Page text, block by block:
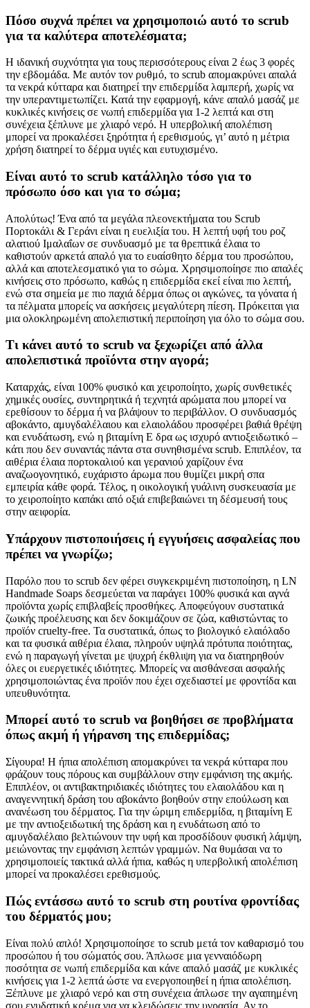
Πόσο συχνά πρέπει να χρησιμοποιώ αυτό το scrub
για τα καλύτερα αποτελέσματα;
Η ιδανική συχνότητα για τους περισσότερους είναι 2 έως 3 φορές
την εβδομάδα. Με αυτόν τον ρυθμό, το scrub απομακρύνει απαλά
τα νεκρά κύτταρα και διατηρεί την επιδερμίδα λαμπερή, χωρίς να
την υπεραντιμετωπίζει. Κατά την εφαρμογή, κάνε απαλό μασάζ με
κυκλικές κινήσεις σε νωπή επιδερμίδα για 1-2 λεπτά και στη
συνέχεια ξέπλυνε με χλιαρό νερό. Η υπερβολική απολέπιση
μπορεί να προκαλέσει ξηρότητα ή ερεθισμούς, γι’ αυτό η μέτρια
χρήση διατηρεί το δέρμα υγιές και ευτυχισμένο.
Είναι αυτό το scrub κατάλληλο τόσο για το
πρόσωπο όσο και για το σώμα;
Απολύτως! Ένα από τα μεγάλα πλεονεκτήματα του Scrub
Πορτοκάλι & Γεράνι είναι η ευελιξία του. Η λεπτή υφή του ροζ
αλατιού Ιμαλαΐων σε συνδυασμό με τα θρεπτικά έλαια το
καθιστούν αρκετά απαλό για το ευαίσθητο δέρμα του προσώπου,
αλλά και αποτελεσματικό για το σώμα. Χρησιμοποίησε πιο απαλές
κινήσεις στο πρόσωπο, καθώς η επιδερμίδα εκεί είναι πιο λεπτή,
ενώ στα σημεία με πιο παχιά δέρμα όπως οι αγκώνες, τα γόνατα ή
τα πέλματα μπορείς να ασκήσεις μεγαλύτερη πίεση. Πρόκειται για
μια ολοκληρωμένη απολεπιστική περιποίηση για όλο το σώμα σου.
Τι κάνει αυτό το scrub να ξεχωρίζει από άλλα
απολεπιστικά προϊόντα στην αγορά;
Καταρχάς, είναι 100% φυσικό και χειροποίητο, χωρίς συνθετικές
χημικές ουσίες, συντηρητικά ή τεχνητά αρώματα που μπορεί να
ερεθίσουν το δέρμα ή να βλάψουν το περιβάλλον. Ο συνδυασμός
αβοκάντο, αμυγδαλέλαιου και ελαιολάδου προσφέρει βαθιά θρέψη
και ενυδάτωση, ενώ η βιταμίνη Ε δρα ως ισχυρό αντιοξειδωτικό –
κάτι που δεν συναντάς πάντα στα συνηθισμένα scrub. Επιπλέον, τα
αιθέρια έλαια πορτοκαλιού και γερανιού χαρίζουν ένα
αναζωογονητικό, ευχάριστο άρωμα που θυμίζει μικρή σπα
εμπειρία κάθε φορά. Τέλος, η οικολογική γυάλινη συσκευασία με
το χειροποίητο καπάκι από οξιά επιβεβαιώνει τη δέσμευσή τους
στην αειφορία.
Υπάρχουν πιστοποιήσεις ή εγγυήσεις ασφαλείας που
πρέπει να γνωρίζω;
Παρόλο που το scrub δεν φέρει συγκεκριμένη πιστοποίηση, η LN
Handmade Soaps δεσμεύεται να παράγει 100% φυσικά και αγνά
προϊόντα χωρίς επιβλαβείς προσθήκες. Αποφεύγουν συστατικά
ζωικής προέλευσης και δεν δοκιμάζουν σε ζώα, καθιστώντας το
προϊόν cruelty-free. Τα συστατικά, όπως το βιολογικό ελαιόλαδο
και τα φυσικά αιθέρια έλαια, πληρούν υψηλά πρότυπα ποιότητας,
ενώ η παραγωγή γίνεται με ψυχρή έκθλιψη για να διατηρηθούν
όλες οι ευεργετικές ιδιότητες. Μπορείς να αισθάνεσαι ασφαλής
χρησιμοποιώντας ένα προϊόν που έχει σχεδιαστεί με φροντίδα και
υπευθυνότητα.
Μπορεί αυτό το scrub να βοηθήσει σε προβλήματα
όπως ακμή ή γήρανση της επιδερμίδας;
Σίγουρα! Η ήπια απολέπιση απομακρύνει τα νεκρά κύτταρα που
φράζουν τους πόρους και συμβάλλουν στην εμφάνιση της ακμής.
Επιπλέον, οι αντιβακτηριδιακές ιδιότητες του ελαιολάδου και η
αναγεννητική δράση του αβοκάντο βοηθούν στην επούλωση και
ανανέωση του δέρματος. Για την ώριμη επιδερμίδα, η βιταμίνη Ε
με την αντιοξειδωτική της δράση και η ενυδάτωση από το
αμυγδαλέλαιο βελτιώνουν την υφή και προσδίδουν φυσική λάμψη,
μειώνοντας την εμφάνιση λεπτών γραμμών. Να θυμάσαι να το
χρησιμοποιείς τακτικά αλλά ήπια, καθώς η υπερβολική απολέπιση
μπορεί να προκαλέσει ερεθισμούς.
Πώς εντάσσω αυτό το scrub στη ρουτίνα φροντίδας
του δέρματός μου;
Είναι πολύ απλό! Χρησιμοποίησε το scrub μετά τον καθαρισμό του
προσώπου ή του σώματός σου. Άπλωσε μια γενναιόδωρη
ποσότητα σε νωπή επιδερμίδα και κάνε απαλό μασάζ με κυκλικές
κινήσεις για 1-2 λεπτά ώστε να ενεργοποιηθεί η ήπια απολέπιση.
Ξέπλυνε με χλιαρό νερό και στη συνέχεια άπλωσε την αγαπημένη
σου ενυδατική κρέμα για να κλειδώσεις την υγρασία. Αν το